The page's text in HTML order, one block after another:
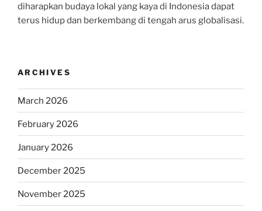
diharapkan budaya lokal yang kaya di Indonesia dapat
terus hidup dan berkembang di tengah arus globalisasi.
ARCHIVES
March 2026
February 2026
January 2026
December 2025
November 2025